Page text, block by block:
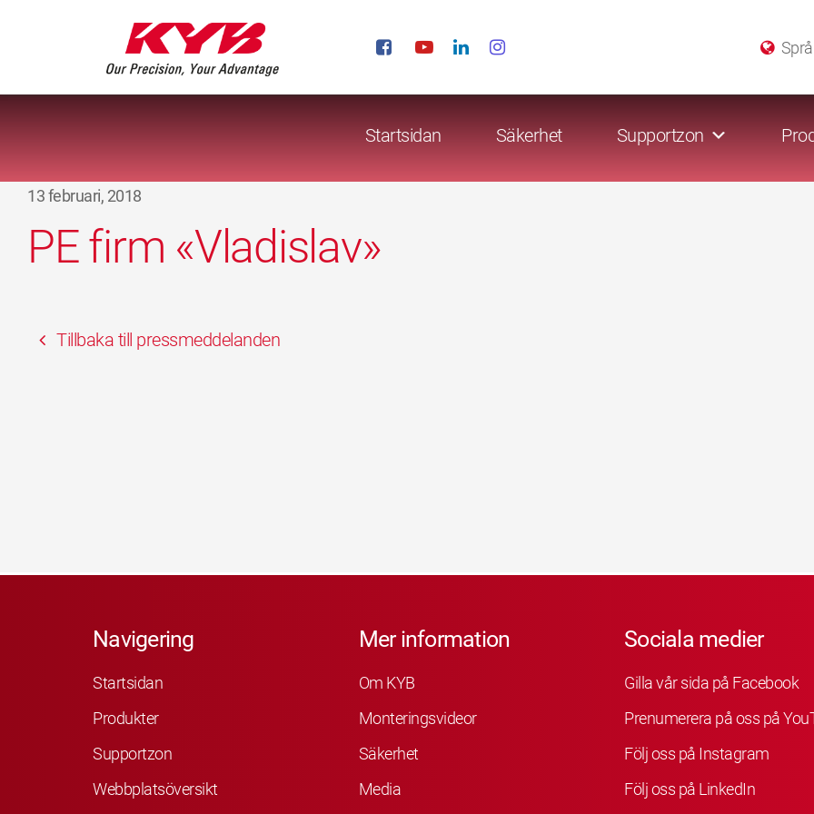
Startsidan Säkerhet Supportzon
13 februari, 2018
PE firm «Vladislav»
Tillbaka till pressmeddelanden
Navigering
Startsidan
Produkter
Supportzon
Webbplatsöversikt
Mer information
Om KYB
Monteringsvideor
Säkerhet
Media
Sociala medier
Gilla vår sida på Facebook
Prenumerera på oss på
Följ oss på Instagram
Följ oss på LinkedIn